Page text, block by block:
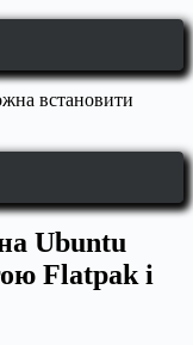
встановити
Ubuntu
Flatpak і